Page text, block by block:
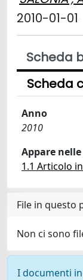
2010-01-01
Scheda
Scheda
Anno
2010
Appare
1.1 Articolo
File in questo
Non ci sono
I documenti